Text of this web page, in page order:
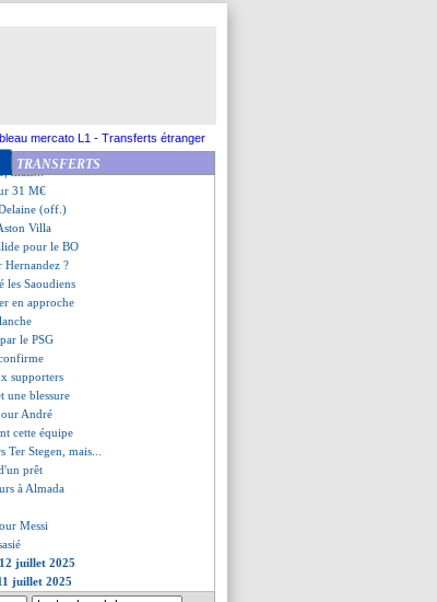
mercato L1 - Transferts étranger
TRANSFERTS
offre de la Juve
Diogo Jota
le PSG
mais...
31 M€
(off.)
Villa
pour le BO
Hernandez ?
les Saoudiens
en approche
le PSG
supporters
une blessure
André
cette équipe
Stegen, mais...
prêt
à Almada
Messi
juillet 2025
juillet 2025